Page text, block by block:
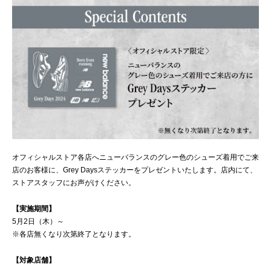
オフィシャルストア各店へニューバランスのグレー色のシューズ着用でご来
店のお客様に、Grey Daysステッカーをプレゼントいたします。店内にて、
ストアスタッフにお声がけください。
【実施期間】
5月2日（木）～
※各店無くなり次第終了となります。
【対象店舗】